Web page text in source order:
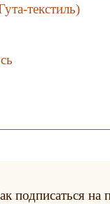
текстиль)
подписаться на